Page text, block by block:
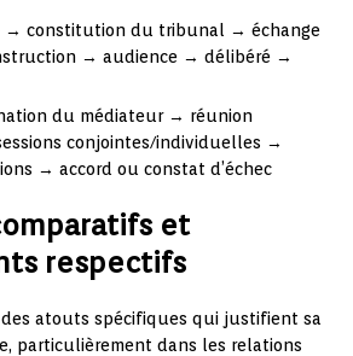
→ constitution du tribunal → échange
→ audience → délibéré →
du médiateur → réunion
conjointes/individuelles →
→ accord ou constat d’échec
et
respectifs
atouts spécifiques qui justifient sa
particulièrement dans les relations